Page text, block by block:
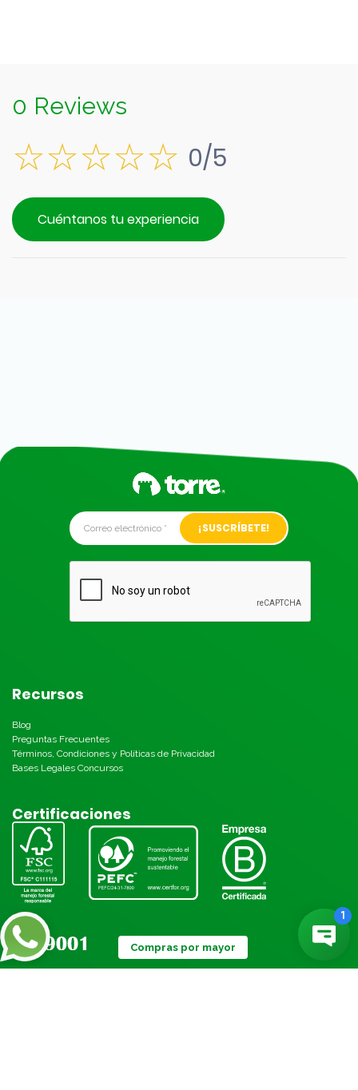
0 Reviews
0/5
Cuéntanos tu experiencia
Alternative:
Recursos
Blog
Preguntas Frecuentes
Términos, Condiciones y Políticas de Privacidad
Bases Legales Concursos
Certificaciones
Compras por mayor